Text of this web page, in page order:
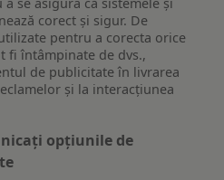
corect și sigur. De
pentru a corecta orice
fi întâmpinate de dvs.,
de publicitate în livrarea
și la interacțiunea
opțiunile de